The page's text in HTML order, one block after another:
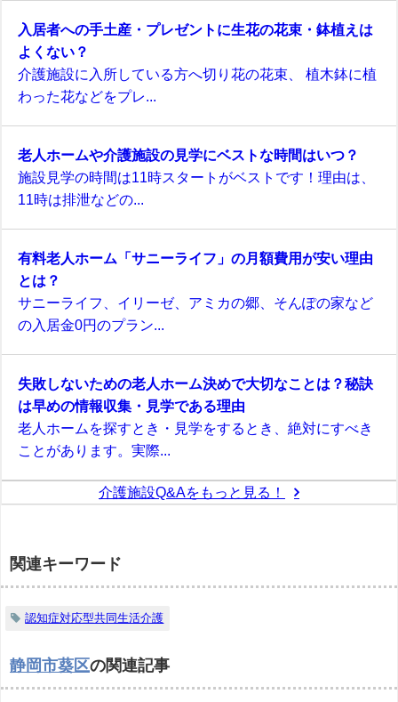
入居者への手土産・プレゼントに生花の花束・鉢植えは
よくない？
介護施設に入所している方へ切り花の花束、 植木鉢に植
わった花などをプレ...
老人ホームや介護施設の見学にベストな時間はいつ？
施設見学の時間は11時スタートがベストです！理由は、
11時は排泄などの...
有料老人ホーム「サニーライフ」の月額費用が安い理由
とは？
サニーライフ、イリーゼ、アミカの郷、そんぽの家など
の入居金0円のプラン...
失敗しないための老人ホーム決めで大切なことは？秘訣
は早めの情報収集・見学である理由
老人ホームを探すとき・見学をするとき、絶対にすべき
ことがあります。実際...
介護施設Q&Aをもっと見る！
関連キーワード
認知症対応型共同生活介護
静岡市葵区の関連記事